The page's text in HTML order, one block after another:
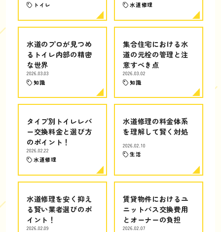
トイレ 水道修理
水道のプロが見つめ
るトイレ内部の精密
な世界
2026.03.03
知識
集合住宅における水
道の元栓の管理と注
意すべき点
2026.03.02
知識
タイプ別トイレレバ
ー交換料金と選び方
のポイント！
2026.02.22
水道修理
水道修理の料金体系
を理解して賢く対処
2026.02.10
生活
水道修理を安く抑え
る賢い業者選びのポ
イント！
2026.02.09
賃貸物件におけるユ
ニットバス交換費用
とオーナーの負担
2026.02.07